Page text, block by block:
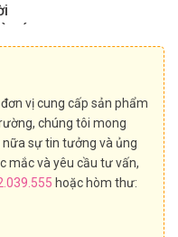
có
biết
vị cung cấp sản phẩm
chúng tôi mong
sự tin tưởng và ủng
mắc và yêu cầu tư vấn,
hoặc hòm thư: